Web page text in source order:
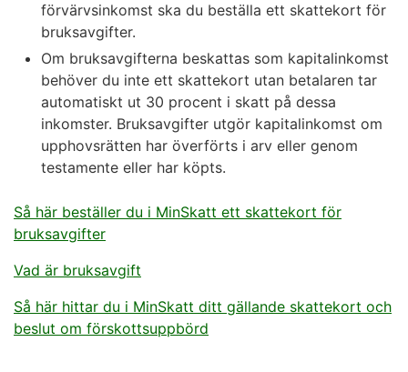
förvärvsinkomst ska du beställa ett skattekort för
bruksavgifter.
Om bruksavgifterna beskattas som kapitalinkomst
behöver du inte ett skattekort utan betalaren tar
automatiskt ut 30 procent i skatt på dessa
inkomster. Bruksavgifter utgör kapitalinkomst om
upphovsrätten har överförts i arv eller genom
testamente eller har köpts.
Så här beställer du i MinSkatt ett skattekort för
bruksavgifter
Vad är bruksavgift
Så här hittar du i MinSkatt ditt gällande skattekort och
beslut om förskottsuppbörd